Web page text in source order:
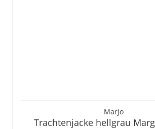
MarJo
Trachtenjacke hellgrau